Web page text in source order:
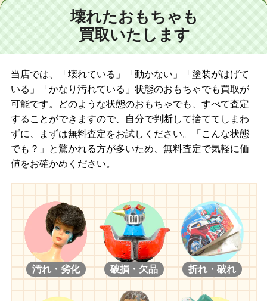
壊れたおもちゃも
買取いたします
当店では、「壊れている」「動かない」「塗装がはげて
いる」「かなり汚れている」状態のおもちゃでも買取が
可能です。どのような状態のおもちゃでも、すべて査定
することができますので、自分で判断して捨ててしまわ
ずに、まずは無料査定をお試しください。「こんな状態
でも？」と驚かれる方が多いため、無料査定で気軽に価
値をお確かめください。
汚れ・劣化 破損・欠品 折れ・破れ